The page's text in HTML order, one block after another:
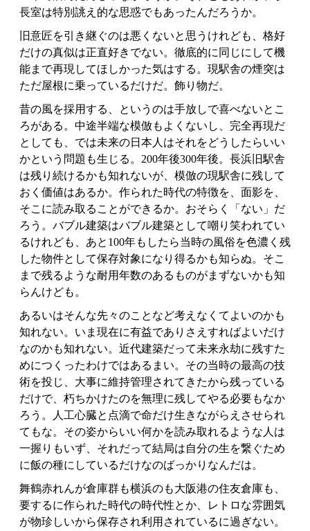
長室は特別誂え的な思惑でもあったんだろうか。
旧意匠を引き継ぐのは悪くないと思うけれども、格好
だけの真似は正直好きでない。徹底的に同じにして機
能まで再現してほしかった気はする。現駅舎の煙突は
ただ屋根に乗っているだけだ。飾り物だ。
昔の風を採用する、というのは手放しで喜べないとこ
ろがある。中途半端な模倣もよくないし、完全再現だ
としても、では未来の日本人はそれをどうしたらいい
かという問題も生じる。200年後300年後。長浜旧駅舎
は残り続けるかも知れないが、模倣の現駅舎に残して
おく価値はあるか。作られた時代の特徴を、面影を、
そこに読み取ることができるか。おそらく「ない」だ
ろう。バブル建築はバブル建築として嘲り笑われてい
るけれども、あと100年もしたら当時の風俗を色濃く残
した物件として保存対象になり得るかも知らぬ。そこ
まで残るような耐用年数のあるものがまずないかも知
らんけども。
あるいはそんな先々のことなど考えなくてよいのかも
知れない。いま現在に有益でありさえすればよいだけ
なのかも知れない。近代建築だって未来永劫に残すた
めにつくったわけではあるまい。その当時の最高の技
術を投じ、大事に維持管理されてきたから残っている
だけで、朽ちかけたのを無理に残してやる必要もなか
ろう。人工心臓と点滴で命だけ生きながらえさせられ
てもな。その姿からいい何かを読み取れるような人は
一握りもいず、それだって結局は自分の生を繋ぐため
に飯の種にしているだけなのばっかりなんだは。
舞鶴赤れんが倉庫群も横浜のも大阪港の住友倉庫も、
要するに作られた時代の時代性とか、レトロな雰囲気
が物珍しいから保存され利用されているに過ぎない。